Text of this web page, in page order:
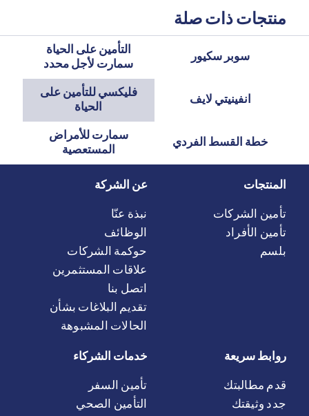
منتجات ذات صلة
سوبر سكيور
التأمين على الحياة
سمارت لأجل محدد
انفينيتي لايف
فليكسي للتأمين على
الحياة
خطة القسط الفردي
سمارت للأمراض
المستعصية
المنتجات
تأمين الشركات
تأمين الأفراد
بلسم
عن الشركة
نبذة عنّا
الوظائف
حوكمة الشركات
علاقات المستثمرين
اتصل بنا
تقديم البلاغات بشأن
الحالات المشبوهة
روابط سريعة
قدم مطالبتك
جدد وثيقتك
خدمات الشركاء
تأمين السفر
التأمين الصحي